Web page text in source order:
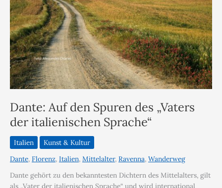
Dante: Auf den Spuren des „Vaters
der italienischen Sprache“
Italien
Kunst & Kultur
Dante, Florenz, Italien, Mittelalter, Ravenna, Wanderweg
Dante gehört zu den bekanntesten Dichtern des Mittelalters, gilt
als „Vater der italienischen Sprache“ und wird international